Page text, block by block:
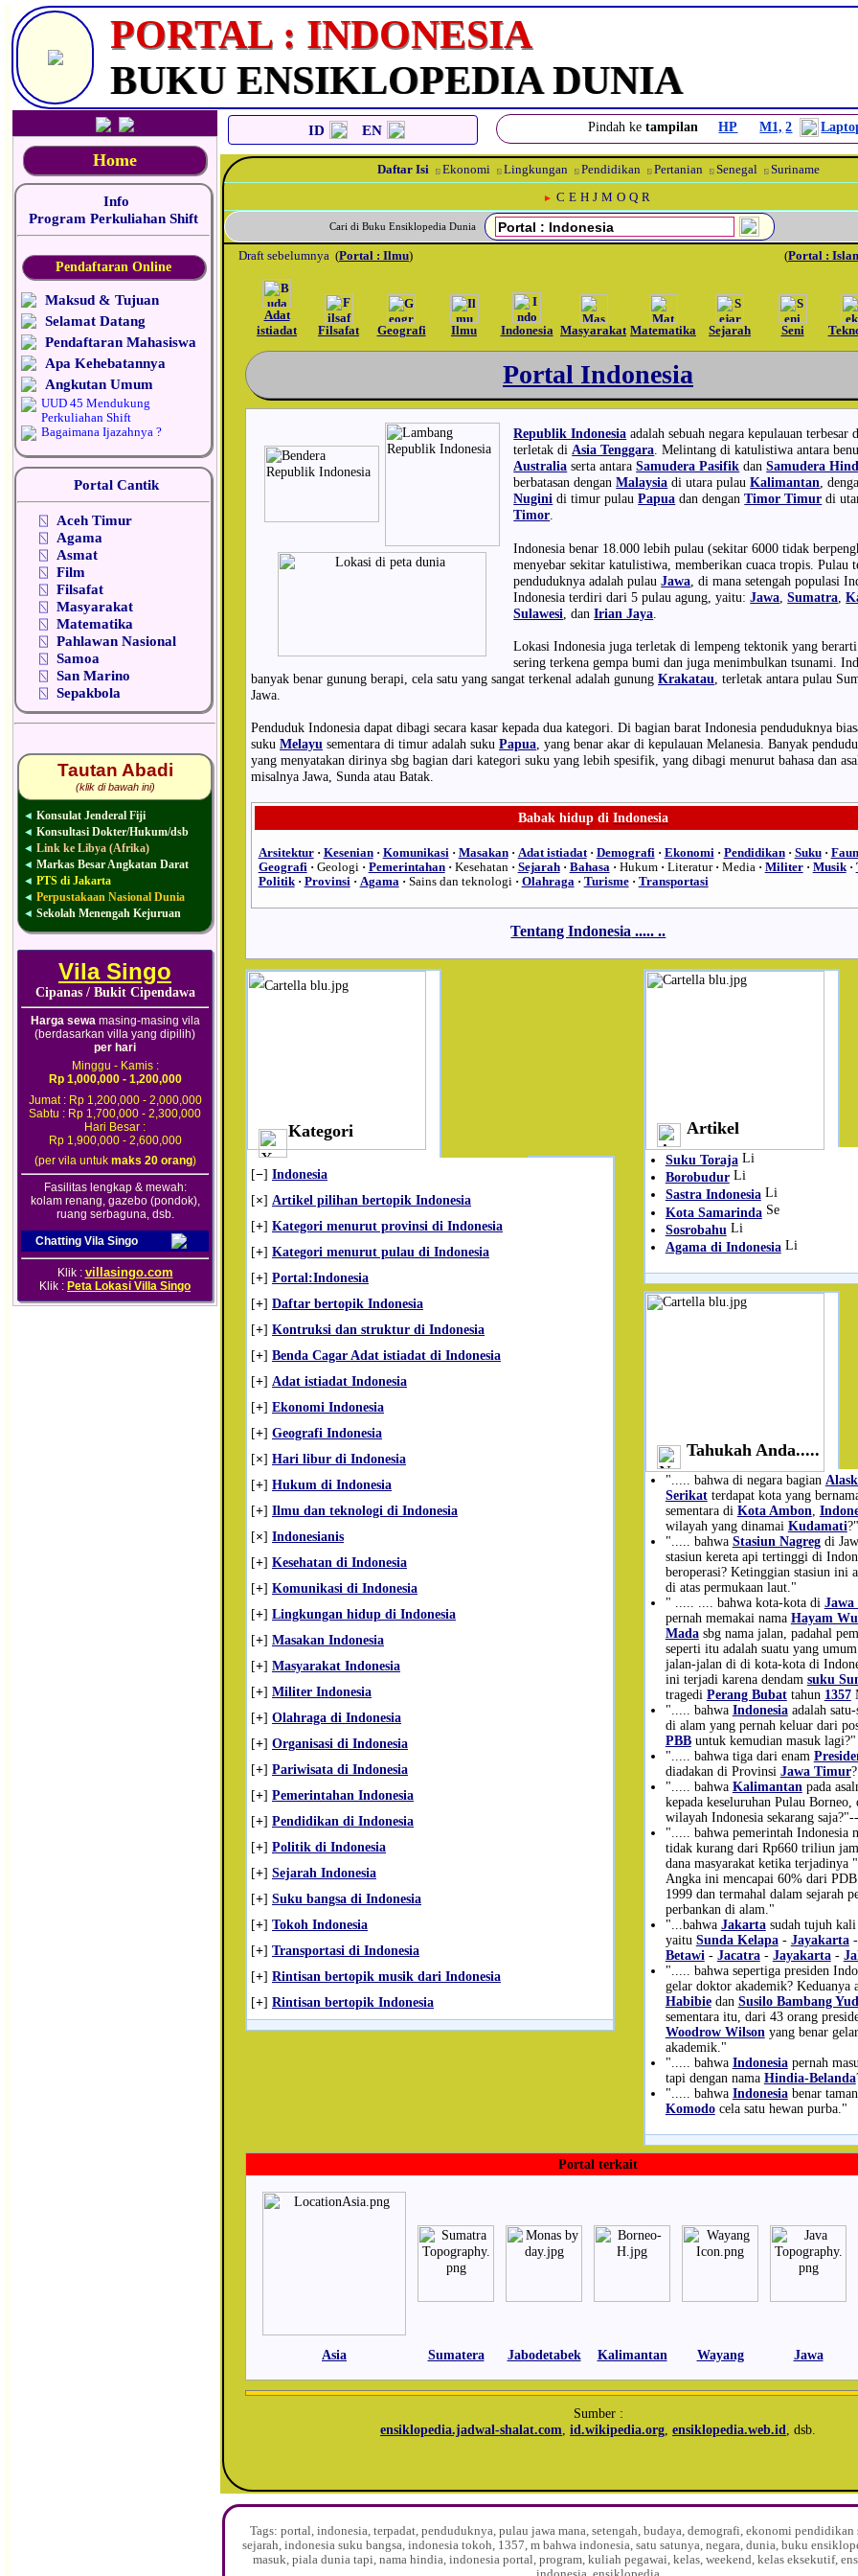
PORTAL : INDONESIA
BUKU ENSIKLOPEDIA DUNIA
Home
Info
Program Perkuliahan Shift
Pendaftaran Online
Maksud & Tujuan
Selamat Datang
Pendaftaran Mahasiswa
Apa Kehebatannya
Angkutan Umum
UUD 45 Mendukung
Perkuliahan Shift
Bagaimana Ijazahnya ?
Portal Cantik
⍂ Aceh Timur
⍂ Agama
⍂ Asmat
⍂ Film
⍂ Filsafat
⍂ Masyarakat
⍂ Matematika
⍂ Pahlawan Nasional
⍂ Samoa
⍂ San Marino
⍂ Sepakbola
Tautan Abadi
(klik di bawah ini)
◄ Konsulat Jenderal Fiji
◄ Konsultasi Dokter/Hukum/dsb
◄ Link ke Libya (Afrika)
◄ Markas Besar Angkatan Darat
◄ PTS di Jakarta
◄ Perpustakaan Nasional Dunia
◄ Sekolah Menengah Kejuruan
Vila Singo
Cipanas / Bukit Cipendawa
Harga sewamasing-masing vila
(berdasarkan villa yang dipilih)
per hari
Minggu - Kamis :
Rp 1,000,000 - 1,200,000
Jumat : Rp 1,200,000 - 2,000,000
Sabtu : Rp 1,700,000 - 2,300,000
Hari Besar :
Rp 1,900,000 - 2,600,000
(per vila untuk maks 20 orang)
Fasilitas lengkap & mewah:
kolam renang, gazebo (pondok),
ruang serbaguna, dsb.
Chatting Vila Singo
Klik : villasingo.com
Klik : Peta Lokasi Villa Singo
ID EN Pindah ketampilan HP M1, 2
Daftar Isi ⍂ Ekonomi ⍂ Lingkungan ⍂ Pendidikan ⍂ Pertanian ⍂ Senegal ⍂ Suriname
► C E H J M O Q R
Cari di Buku Ensiklopedia Dunia
Draft sebelumnya (Portal : Ilmu) (Portal :
Adat
istiadat
Filsafat Geografi Ilmu Indonesia Masyarakat Matematika Sejarah Seni
Portal Indonesia
Republik Indonesia adalah sebuah negara kepulauan terbesar
terletak diAsia Tenggara. Melintang di katulistiwa antara
Australia serta antaraSamudera Pasifik danSamudera
berbatasan denganMalaysia di utara pulauKalimantan,
Nugini di timur pulauPapua dan denganTimor Timur di
Timor.
Indonesia benar 18.000 lebih pulau (sekitar 6000 tidak
menyebar sekitar katulistiwa, memberikan cuaca tropis. Pulau
penduduknya adalah pulauJawa , di mana setengah populasi
Indonesia terdiri dari 5 pulau agung, yaitu:Jawa ,Sumatra ,
Sulawesi , danIrian Jaya
Lokasi Indonesia juga terletak di lempeng tektonik yang
sering terkena gempa bumi dan juga menimbulkan tsunami.
banyak benar gunung berapi, cela satu yang sangat terkenal adalah gunung Krakatau , terletak antara pulau
Jawa.
Penduduk Indonesia dapat dibagi secara kasar kepada dua kategori. Di bagian barat Indonesia penduduknya
suku Melayu sementara di timur adalah suku Papua, yang benar akar di kepulauan Melanesia. Banyak
yang menyatakan dirinya sbg bagian dari kategori suku yang lebih spesifik, yang dibagi menurut bahasa dan
misalnya Jawa, Sunda atau Batak.
Babak hidupdi Indonesia
Arsitektur · Kesenian · Komunikasi · Masakan · Adat istiadat · Demografi · Ekonomi · Pendidikan · Suku ·
Geografi · Geologi · Pemerintahan · Kesehatan · Sejarah · Bahasa · Hukum · Literatur · Media · Militer · Musik ·
Politik · Provinsi · Agama · Sains dan teknologi · Olahraga · Turisme · Transportasi
Tentang Indonesia ..... ..
Kategori
[−] Indonesia
[×] Artikel pilihan bertopik Indonesia
[+] Kategori menurut provinsi di Indonesia
[+] Kategori menurut pulau di Indonesia
[+] Portal:Indonesia
[+] Daftar bertopik Indonesia
[+] Kontruksi dan struktur di Indonesia
[+] Benda Cagar Adat istiadat di Indonesia
[+] Adat istiadat Indonesia
[+] Ekonomi Indonesia
[+] Geografi Indonesia
[×] Hari libur di Indonesia
[+] Hukum di Indonesia
[+] Ilmu dan teknologi di Indonesia
[×] Indonesianis
[+] Kesehatan di Indonesia
[+] Komunikasi di Indonesia
[+] Lingkungan hidup di Indonesia
[+] Masakan Indonesia
[+] Masyarakat Indonesia
[+] Militer Indonesia
[+] Olahraga di Indonesia
[+] Organisasi di Indonesia
[+] Pariwisata di Indonesia
[+] Pemerintahan Indonesia
[+] Pendidikan di Indonesia
[+] Politik di Indonesia
[+] Sejarah Indonesia
[+] Suku bangsa di Indonesia
[+] Tokoh Indonesia
[+] Transportasi di Indonesia
[+] Rintisan bertopik musik dari Indonesia
[+] Rintisan bertopik Indonesia
Artikel
Suku Toraja
Borobudur
Sastra Indonesia
Kota Samarinda
Sosrobahu
Agama di Indonesia
Tahukah Anda.....
"..... bahwa di negara bagian
Serikatterdapat kota yang
sementara di Kota Ambon
wilayah yang dinamai Kudamati?"
"..... bahwa Stasiun Nagregdi
stasiun kereta api tertinggi di
beroperasi? Ketinggian stasiun ini
di atas permukaan laut."
" ..... .... bahwa kota-kota di Jawa
pernah memakai nama Hayam
Madasbg nama jalan, padahal
seperti itu adalah suatu yang
jalan-jalan di di kota-kota di
ini terjadi karena dendam suku
tragedi Perang Bubattahun 1357
"..... bahwa Indonesiaadalah satu-
di alam yang pernah keluar dari
PBBuntuk kemudian masuk lagi?"
"..... bahwa tiga dari enam
diadakan di Provinsi Jawa Timur
"..... bahwa Kalimantan pada
kepada keseluruhan Pulau Borneo,
wilayah Indonesia sekarang
"..... bahwa pemerintah Indonesia
tidak kurang dari Rp660 triliun
dana masyarakat ketika terjadinya "
Angka ini mencapai 60% dari
1999 dan termahal dalam sejarah
perbankan di alam."
"...bahwa Jakartasudah tujuh kali
yaitu Sunda Kelapa- Jayakarta-
Betawi - Jacatra- Jayakarta-
"..... bahwa sepertiga presiden
gelar doktor akademik? Keduanya
Habibiedan Susilo Bambang
sementara itu, dari 43 orang
Woodrow Wilson yang benar
akademik."
"..... bahwa Indonesiapernah
tapi dengan nama Hindia-Belanda
"..... bahwa Indonesiabenar
Komodocela satu hewan purba."
Portal terkait
Asia Sumatera Jabodetabek Kalimantan Wayang Jawa
Sumber :
ensiklopedia.jadwal-shalat.com id.wikipedia.org ensiklopedia.web.id , dsb.
Tags: portal, indonesia, terpadat, penduduknya, pulau jawa mana, setengah, budaya, demografi, ekonomi pendidikan
sejarah, indonesia suku bangsa, indonesia tokoh, 1357, m bahwa indonesia, satu satunya, negara, dunia, buku
masuk, piala dunia tapi, nama hindia, indonesia portal, program, kuliah pegawai, kelas, weekend, kelas eksekutif,